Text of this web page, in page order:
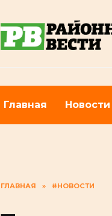
Главная Новости
ГЛАВНАЯ » #НОВОСТИ